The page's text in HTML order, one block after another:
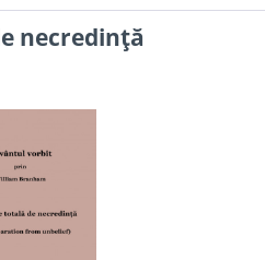
necredinţă